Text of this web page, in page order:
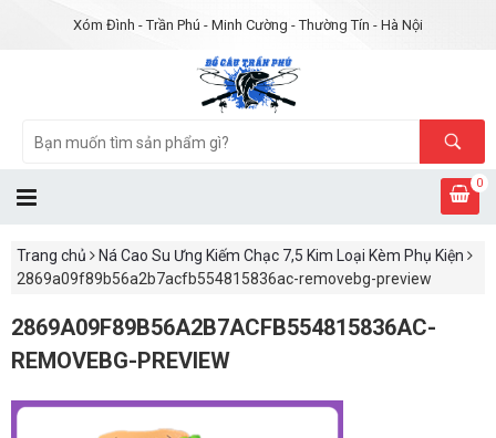
Xóm Đình - Trần Phú - Minh Cường - Thường Tín - Hà Nội
0
Trang chủ
Ná Cao Su Ưng Kiếm Chạc 7,5 Kim Loại Kèm Phụ Kiện
2869a09f89b56a2b7acfb554815836ac-removebg-preview
2869A09F89B56A2B7ACFB554815836AC-
REMOVEBG-PREVIEW